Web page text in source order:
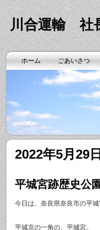
川合運輸 社
ホーム ごあいさつ
2022年5月29日
平城宮跡歴史公
今日は、奈良県奈良市の平
平城京の一角の、平城宮。